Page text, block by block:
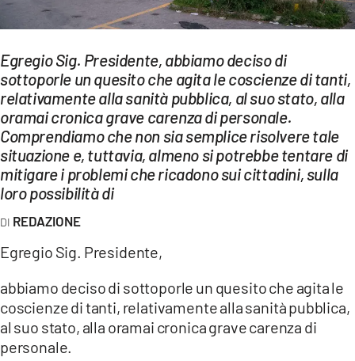
Streaming
LAC NETWORK
LAC ONAIR
LaC
Network
LACPLAY.IT
LACTV.IT
LACONAIR.IT
LACITYMAG.IT
ILREGGINO.IT
Egregio Sig. Presidente, abbiamo deciso di
sottoporle un quesito che agita le coscienze di tanti,
relativamente alla sanità pubblica, al suo stato, alla
oramai cronica grave carenza di personale.
Comprendiamo che non sia semplice risolvere tale
situazione e, tuttavia, almeno si potrebbe tentare di
mitigare i problemi che ricadono sui cittadini, sulla
loro possibilità di
REDAZIONE
Egregio Sig. Presidente,
abbiamo deciso di sottoporle un quesito che agita le
coscienze di tanti, relativamente alla sanità pubblica,
al suo stato, alla oramai cronica grave carenza di
personale.